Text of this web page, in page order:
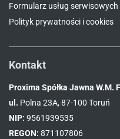
Formularz usług serwisowych
Polityk prywatności i cookies
Kontakt
Proxima Spółka Jawna W.M.
ul. Polna 23A, 87-100 Toruń
NIP: 9561939535
REGON: 871107806